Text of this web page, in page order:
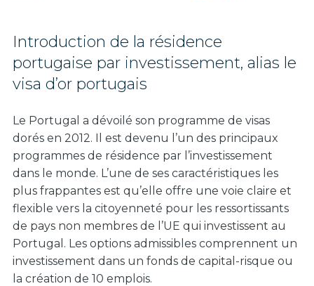
Introduction de la résidence
portugaise par investissement, alias le
visa d’or portugais
Le Portugal a dévoilé son programme de visas
dorés en 2012. Il est devenu l’un des principaux
programmes de résidence par l’investissement
dans le monde. L’une de ses caractéristiques les
plus frappantes est qu’elle offre une voie claire et
flexible vers la citoyenneté pour les ressortissants
de pays non membres de l’UE qui investissent au
Portugal. Les options admissibles comprennent un
investissement dans un fonds de capital-risque ou
la création de 10 emplois.